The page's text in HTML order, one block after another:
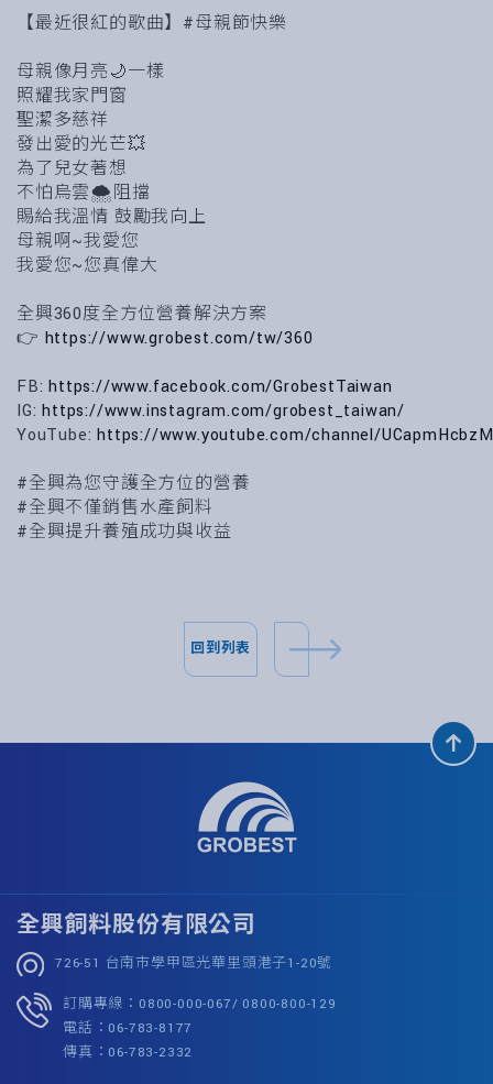
【最近很紅的歌曲】#母親節快樂
母親像月亮🌙一樣
照耀我家門窗
聖潔多慈祥
發出愛的光芒💥
為了兒女著想
不怕烏雲🌨阻擋
賜給我溫情 鼓勵我向上
母親啊~我愛您
我愛您~您真偉大
全興360度全方位營養解決方案
👉 https://www.grobest.com/tw/360
FB:https://www.facebook.com/GrobestTaiwan
IG:https://www.instagram.com/grobest_taiwan/
YouTube:https://www.youtube.com/channel/
#全興為您守護全方位的營養
#全興不僅銷售水產飼料
#全興提升養殖成功與收益
回到列表
全興飼料股份有限公司
726-51 台南市學甲區光華里頭港子1-20號
訂購專線：0800-000-067/ 0800-800-129
電話：06-783-8177
傳真：06-783-2332